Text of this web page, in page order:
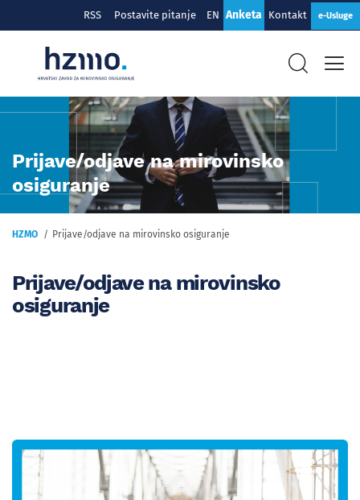
RSS Postavite pitanje EN Anketa Kontakt e-Usluge
Prijave/odjave na mirovinsko
osiguranje
HZMO Prijave/odjave na mirovinsko osiguranje
Prijave/odjave na mirovinsko
osiguranje